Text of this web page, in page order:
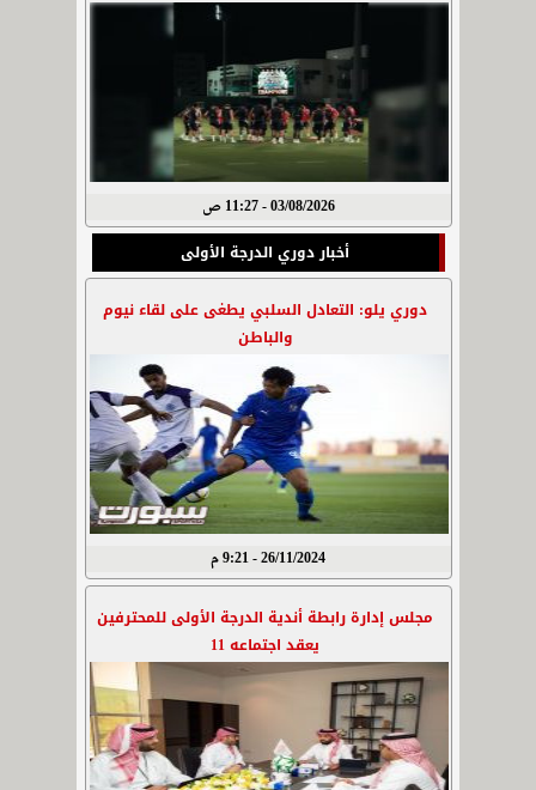
03/08/2026 - 11:27 ص
أخبار دوري الدرجة الأولى
دوري يلو: التعادل السلبي يطغى على لقاء نيوم
والباطن
26/11/2024 - 9:21 م
مجلس إدارة رابطة أندية الدرجة الأولى للمحترفين
يعقد اجتماعه 11